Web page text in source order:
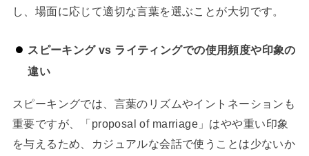
し、場面に応じて適切な言葉を選ぶことが大切です。
スピーキング vs ライティングでの使用頻度や印象の
違い
スピーキングでは、言葉のリズムやイントネーションも
重要ですが、「proposal of marriage」はやや重い印象
を与えるため、カジュアルな会話で使うことは少ないか